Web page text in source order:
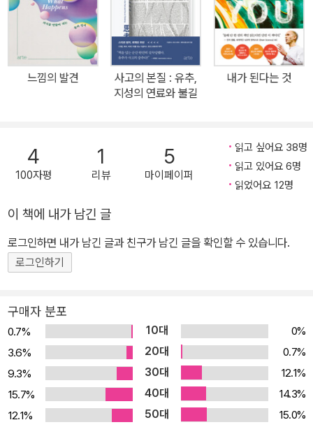
나갈 수 있을 것이다. _박한선(정신과 의사·신경인류학자) 세계적인
학자들이 손꼽는 석학 중의 석학! ‘감정’ 연구의 권위자 안토니오 다마
사 결정에 관한 연구에서 최고의 권위자로 손꼽힌다. 신경과 전문의
이자 신경과학자인 그는 느낌·감정·의식의 기저를 이루는 뇌 작동 과
미국 과학정보연구소에 의해 ‘가장 많이 인용된 연구자’로 선정되기
도 했으며, UN에서 주최한 ‘국제뇌교육컨퍼런스’에서 뇌과학과 신경
과학 분야 석학으로서 ‘신경과학, 교육, 그리고 문화’라는 주제로 강연
대단하다. 과학계 안팎의 ‘책벌레’들이 모인 아시아태평양이론물리센
터APCTP에서 꼽은 과학 도서 10종에 스티븐 핑커, 리처드 도킨스
의 저서와 함께 안토니오 다마지오의 『스피노자의 뇌』가 선정되기도
낌의 진화』는 ‘Self comes to mind’ 이후 그가 8년 만에 펴낸 신작
을 우리말로 옮긴 것이다. 이 책은 출간되자마자 브라질, 이탈리아, 프
랑스, 독일, 포르투갈, 스페인, 일본 등 총 8개국에 번역 계약됐으며,
《뉴욕타임스》, 《가디언》, 《르몽드》, 《네이처》, 《퍼블리셔스 위클
리》, 《커커스 리뷰》 등 유력 매체에서 서평으로 다뤄 화제의 책으로
보도되었다. 이 책에서 다마지오는 감정이 의사 결정이나 행동, 의식,
느낌의 발견
사고의 본질 : 유추,
지성의 연료와 불길
내가 된다는 것
4
100자평
1
리뷰
5
마이페이퍼
읽고 싶어요 38명
읽고 있어요 6명
읽었어요 12명
이 책에 내가 남긴 글
로그인하면 내가 남긴 글과 친구가 남긴 글을 확인할 수 있습니다.
로그인하기
구매자 분포
0.7% 10대
0%
3.6%
20대
0.7%
9.3%
30대
12.1%
15.7%
40대
14.3%
12.1%
50대
15.0%